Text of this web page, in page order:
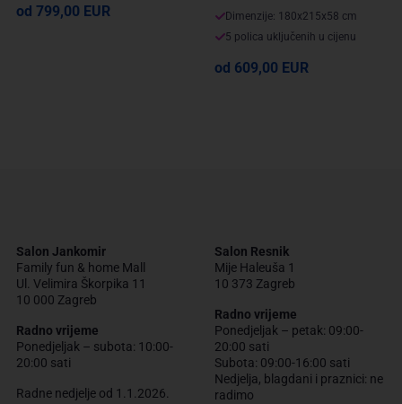
od 799,00 EUR
Dimenzije: 180x215x58 cm
5 polica uključenih u cijenu
od 609,00 EUR
Salon Jankomir
Family fun & home Mall
Ul. Velimira Škorpika 11
10 000 Zagreb
Radno vrijeme
Ponedjeljak – subota: 10:00-
20:00 sati
Radne nedjelje od 1.1.2026.
Salon Resnik
Mije Haleuša 1
10 373 Zagreb
Radno vrijeme
Ponedjeljak – petak: 09:00-
20:00 sati
Subota: 09:00-16:00 sati
Nedjelja, blagdani i praznici: ne
radimo